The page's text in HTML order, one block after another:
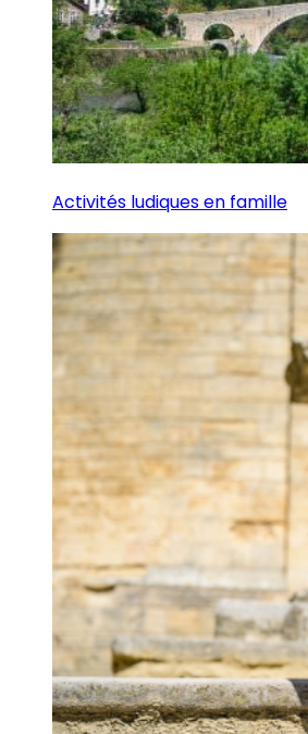
Activités ludiques en famille